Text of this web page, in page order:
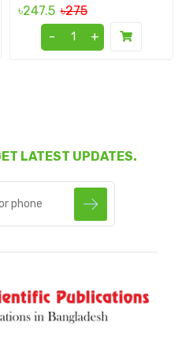
৳247.5 ৳275
-
+
LATEST UPDATES.